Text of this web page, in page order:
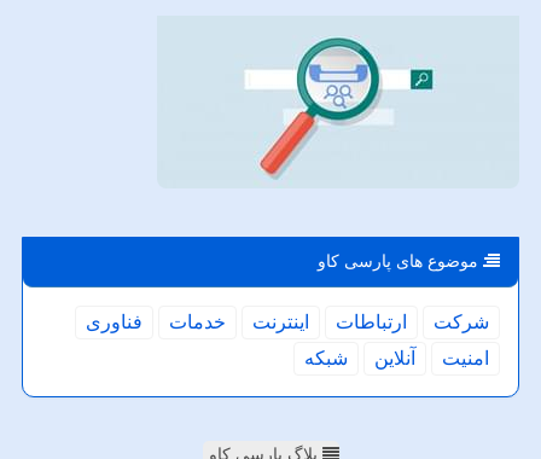
موضوع های پارسی كاو
شركت ارتباطات اینترنت خدمات
فناوری
امنیت
آنلاین شبكه
بلاگ پارسی کاو